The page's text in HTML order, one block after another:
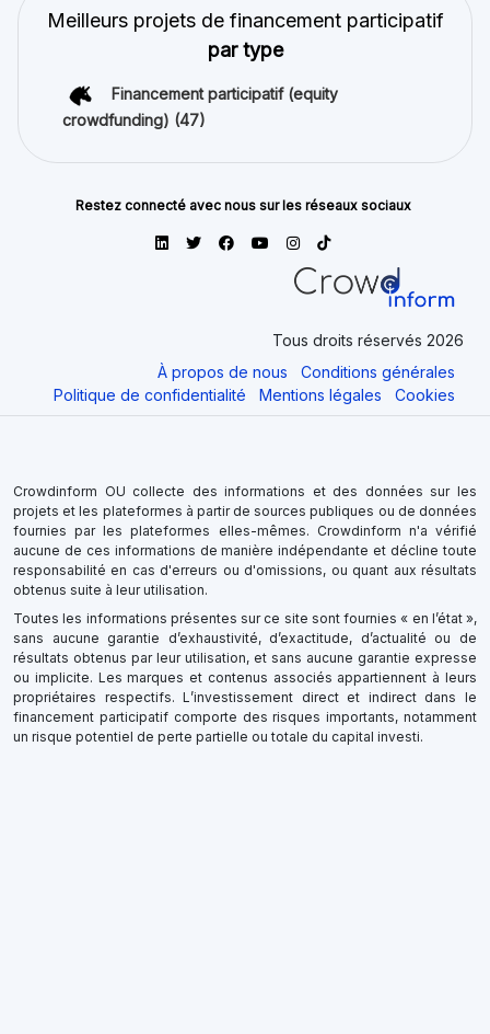
Meilleurs projets de financement participatif
par type
Financement participatif (equity
crowdfunding) (47)
Restez connecté avec nous sur les réseaux sociaux
Tous droits réservés 2026
À propos de nous
Conditions générales
Politique de confidentialité
Mentions légales Cookies
Crowdinform OU collecte des informations et des données sur les
projets et les plateformes à partir de sources publiques ou de données
fournies par les plateformes elles-mêmes. Crowdinform n'a vérifié
aucune de ces informations de manière indépendante et décline toute
responsabilité en cas d'erreurs ou d'omissions, ou quant aux résultats
obtenus suite à leur utilisation.
Toutes les informations présentes sur ce site sont fournies « en l’état »,
sans aucune garantie d’exhaustivité, d’exactitude, d’actualité ou de
résultats obtenus par leur utilisation, et sans aucune garantie expresse
ou implicite. Les marques et contenus associés appartiennent à leurs
propriétaires respectifs. L’investissement direct et indirect dans le
financement participatif comporte des risques importants, notamment
un risque potentiel de perte partielle ou totale du capital investi.